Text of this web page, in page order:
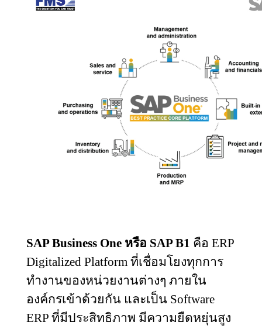
SAP Business One หรือ SAP B1 คือ ERP
Digitalized Platform ที่เชื่อมโยงทุกการ
ทำงานของหน่วยงานต่างๆ ภายใน
องค์กรเข้าด้วยกัน และเป็น Software
ERP ที่มีประสิทธิภาพ มีความยืดหยุ่นสูง